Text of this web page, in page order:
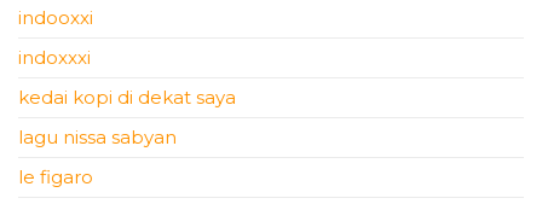
indooxxi
indoxxxi
kedai kopi di dekat saya
lagu nissa sabyan
le figaro